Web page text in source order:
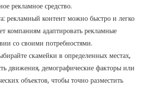
рекламное средство.
рекламный контент можно быстро и легко
компаниям адаптировать рекламные
со своими потребностями.
скамейки в определенных местах,
движения, демографические факторы или
объектов, чтобы точно разместить